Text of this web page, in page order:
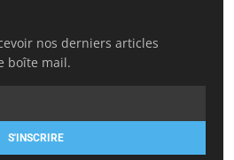
nos derniers articles
boîte mail.
S'INSCRIRE